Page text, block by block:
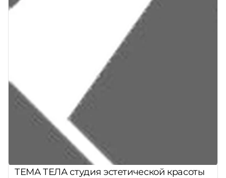
Услуги:
Стоимость услуг:
Принимает сертификаты
Сбросить
ТЕМА ТЕЛА студия эстетической красоты